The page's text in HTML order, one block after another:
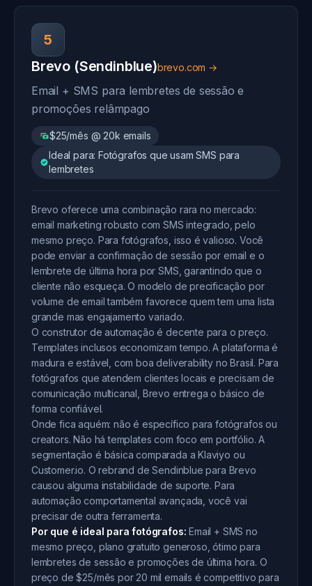
5
Brevo (Sendinblue)brevo.com →
Email + SMS para lembretes de sessão e
promoções relâmpago
$25/mês @ 20k emails
Ideal para: Fotógrafos que usam SMS para
lembretes
Brevo oferece uma combinação rara no mercado:
email marketing robusto com SMS integrado, pelo
mesmo preço. Para fotógrafos, isso é valioso. Você
pode enviar a confirmação de sessão por email e o
lembrete de última hora por SMS, garantindo que o
cliente não esqueça. O modelo de precificação por
volume de email também favorece quem tem uma lista
grande mas engajamento variado.
O construtor de automação é decente para o preço.
Templates inclusos economizam tempo. A plataforma é
madura e estável, com boa deliverability no Brasil. Para
fotógrafos que atendem clientes locais e precisam de
comunicação multicanal, Brevo entrega o básico de
forma confiável.
Onde fica aquém: não é específico para fotógrafos ou
creators. Não há templates com foco em portfólio. A
segmentação é básica comparada a Klaviyo ou
Customer.io. O rebrand de Sendinblue para Brevo
causou alguma instabilidade de suporte. Para
automação comportamental avançada, você vai
precisar de outra ferramenta.
Por que é ideal para fotógrafos: Email + SMS no
mesmo preço, plano gratuito generoso, ótimo para
lembretes de sessão e promoções de última hora. O
preço de $25/mês por 20 mil emails é competitivo para